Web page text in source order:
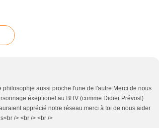
aussi proche l'une de l'autre.Merci de nous
éxeptionel au BHV (comme Didier Prévost)
apprécié notre réseau.merci à toi de nous aider
/> <br /> <br />